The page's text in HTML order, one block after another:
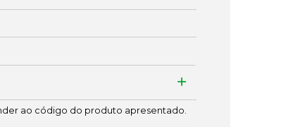
ao código do produto apresentado.